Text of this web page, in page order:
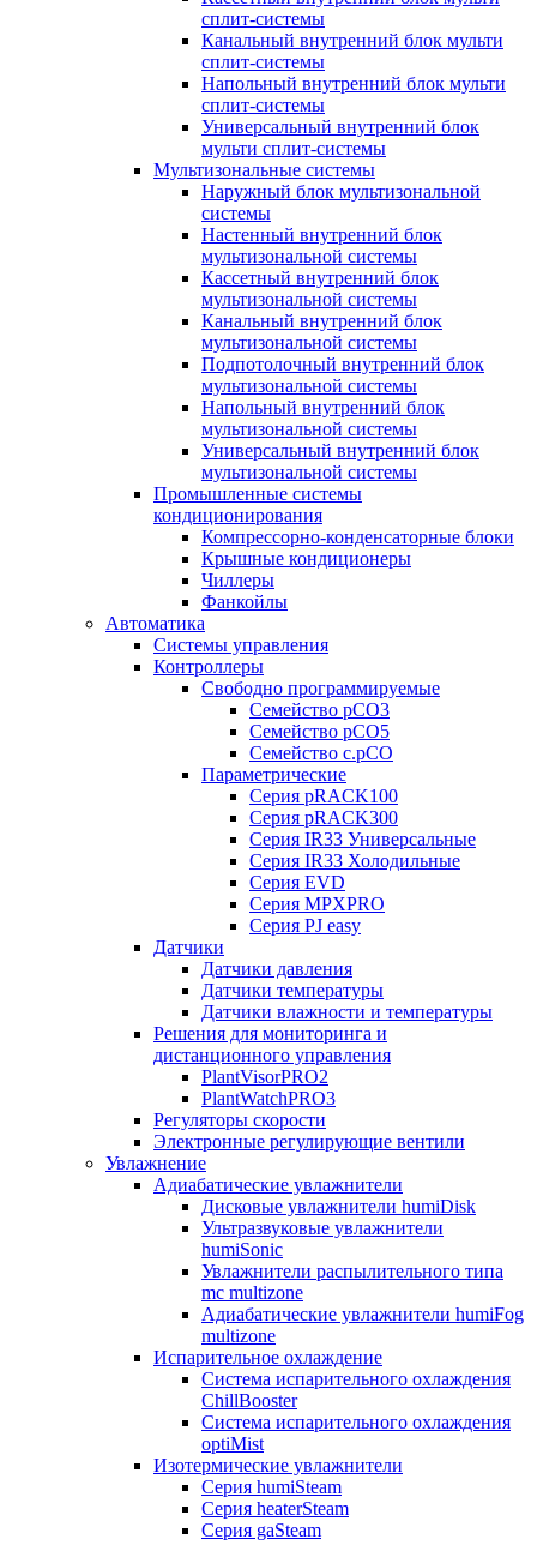
сплит-системы
Канальный внутренний блок мульти
сплит-системы
Напольный внутренний блок мульти
сплит-системы
Универсальный внутренний блок
мульти сплит-системы
Мультизональные системы
Наружный блок мультизональной
системы
Настенный внутренний блок
мультизональной системы
Кассетный внутренний блок
мультизональной системы
Канальный внутренний блок
мультизональной системы
Подпотолочный внутренний блок
мультизональной системы
Напольный внутренний блок
мультизональной системы
Универсальный внутренний блок
мультизональной системы
Промышленные системы
кондиционирования
Компрессорно-конденсаторные блоки
Крышные кондиционеры
Чиллеры
Фанкойлы
Автоматика
Системы управления
Контроллеры
Свободно программируемые
Семейство pCO3
Семейство pCO5
Семейство c.pCO
Параметрические
Серия pRACK100
Серия pRACK300
Серия IR33 Универсальные
Серия IR33 Холодильные
Серия EVD
Серия MPXPRO
Серия PJ easy
Датчики
Датчики давления
Датчики температуры
Датчики влажности и температуры
Решения для мониторинга и
дистанционного управления
PlantVisorPRO2
PlantWatchPRO3
Регуляторы скорости
Электронные регулирующие вентили
Увлажнение
Адиабатические увлажнители
Дисковые увлажнители humiDisk
Ультразвуковые увлажнители
humiSonic
Увлажнители распылительного типа
mc multizone
Адиабатические увлажнители humiFog
multizone
Испарительное охлаждение
Система испарительного охлаждения
ChillBooster
Система испарительного охлаждения
optiMist
Изотермические увлажнители
Серия humiSteam
Серия heaterSteam
Серия gaSteam